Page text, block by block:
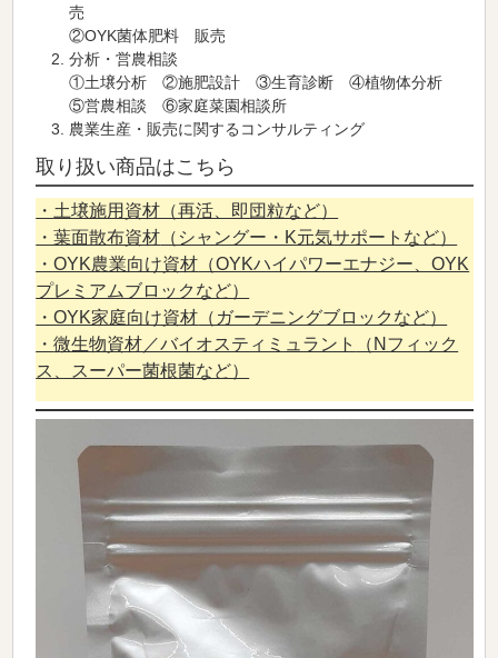
売
②OYK菌体肥料 販売
分析・営農相談
①土壌分析 ②施肥設計 ③生育診断 ④植物体分析
⑤営農相談 ⑥家庭菜園相談所
農業生産・販売に関するコンサルティング
取り扱い商品はこちら
・ 土壌施用資材（再活、即団粒など）
・葉面散布資材 （シャングー・K元気サポートなど）
・OYK農業向け資材 （OYKハイパワーエナジー、OYK
プレミアムブロックなど）
・OYK家庭向け資材 （ガーデニングブロックなど）
・微生物資材／バイオスティミュラント
（Nフィック
ス、スーパー菌根菌など）